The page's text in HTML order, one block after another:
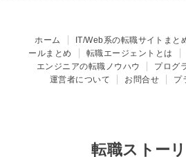
ホーム IT/Web系の転職サイトまと
ールまとめ
転職エージェントとは
エンジニアの転職ノウハウ
プログ
運営者について
お問合せ プ
転職ストー